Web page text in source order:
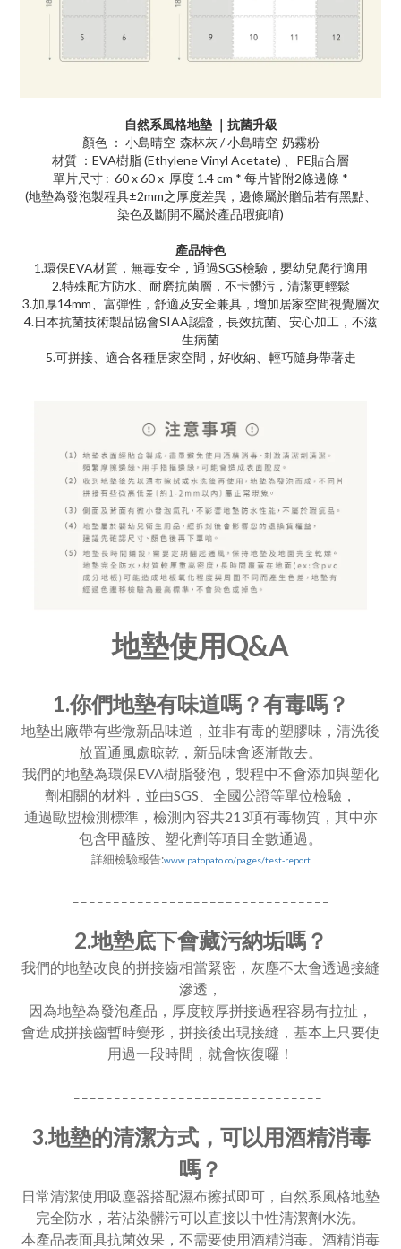
自然系風格地墊 ｜抗菌升級
顏色 ： 小島晴空-森林灰 / 小島晴空-奶霧粉
材質 ：EVA樹脂 (Ethylene Vinyl Acetate) 、PE貼合層
單片尺寸 : 60 x 60 x 厚度 1.4 cm * 每片皆附2條邊條 *
(地墊為發泡製程具±2mm之厚度差異，邊條屬於贈品若有黑點、
染色及斷開不屬於產品瑕疵唷)
產品特色
1.環保EVA材質，無毒安全，通過SGS檢驗，嬰幼兒爬行適用
2.特殊配方防水、耐磨抗菌層，不卡髒污，清潔更輕鬆
3.加厚14mm、富彈性，舒適及安全兼具，增加居家空間視覺層次
4.日本抗菌技術製品協會SIAA認證，長效抗菌、安心加工，不滋
生病菌
5.可拼接、適合各種居家空間，好收納、輕巧隨身帶著走
地墊使用Q&A
1.你們地墊有味道嗎？有毒嗎？
地墊出廠帶有些微新品味道，並非有毒的塑膠味，清洗後
放置通風處晾乾，新品味會逐漸散去。
我們的地墊為環保EVA樹脂發泡，製程中不會添加與塑化
劑相關的材料，並由SGS、全國公證等單位檢驗，
通過歐盟檢測標準，檢測內容共213項有毒物質，其中亦
包含甲醯胺、塑化劑等項目全數通過。
詳細檢驗報告:www.patopato.co/pages/test-report
2.地墊底下會藏污納垢嗎？
我們的地墊改良的拼接齒相當緊密，灰塵不太會透過接縫
滲透，
因為地墊為發泡產品，厚度較厚拼接過程容易有拉扯，
會造成拼接齒暫時變形，拼接後出現接縫，基本上只要使
用過一段時間，就會恢復囉！
3.地墊的清潔方式，可以用酒精消毒
嗎？
日常清潔使用吸塵器搭配濕布擦拭即可，自然系風格地墊
完全防水，若沾染髒污可以直接以中性清潔劑水洗。
本產品表面具抗菌效果，不需要使用酒精消毒。酒精消毒